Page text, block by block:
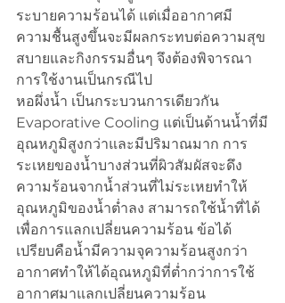
ระบายความร้อนได้ แต่เมื่ออากาศมี
ความชื้นสูงขึ้นจะมีผลกระทบต่อความสุข
สบายและกิงกรรมอื่นๆ จึงต้องพิจารณา
การใช้งานเป็นกรณีไป
หอผึ่งน้ำ เป็นกระบวนการเดียวกัน
Evaporative Cooling แต่เป็นด้านน้ำที่มี
อุณหภูมิสูงกว่าและมีปริมาณมาก การ
ระเหยของน้ำบางส่วนที่ผิวสัมผัสจะดึง
ความร้อนจากน้ำส่วนที่ไม่ระเหยทำให้
อุณหภูมิของน้ำต่ำลง สามารถใช้น้ำที่ได้
เพื่อการแลกเปลี่ยนความร้อน ข้อได้
เปรียบคือน้ำมีความจุความร้อนสูงกว่า
อากาศทำให้ได้อุณหภูมิที่ต่ำกว่าการใช้
อากาศมาแลกเปลี่ยนความร้อน